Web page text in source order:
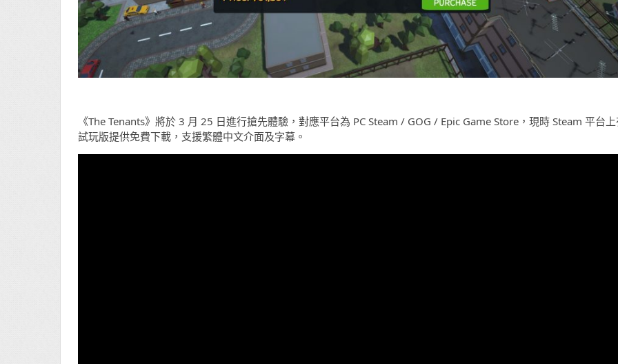
《The Tenants》將於 3 月 25 日進行搶先體驗，對應平台為 PC Steam / GOG / Epic Game Store，現時 Steam 平台
試玩版提供免費下載，支援繁體中文介面及字幕。